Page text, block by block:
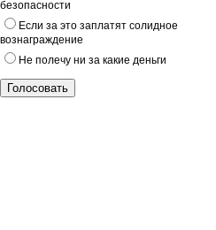
безопасности
Если за это заплатят солидное
вознаграждение
Не полечу ни за какие деньги